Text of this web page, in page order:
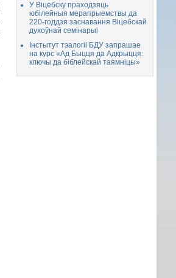
У Віцебску праходзяць
юбілейныя мерапрыемствы да
220-годдзя заснавання Віцебскай
духоўнай семінарыі
Інстытут тэалогіі БДУ запрашае
на курс «Ад Быцця да Адкрыцця:
ключы да біблейскай таямніцы»